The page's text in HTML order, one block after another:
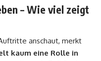
– Wie viel zeigt
anschaut, merkt
kaum eine Rolle in